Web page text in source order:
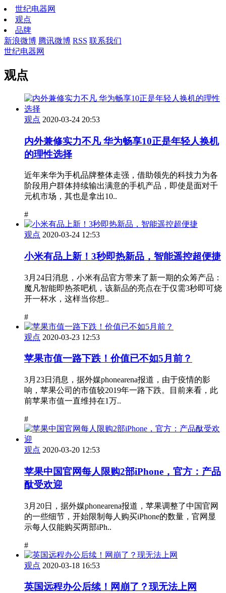
世纪电器网
观点
品牌
新浪微博 腾讯微博 RSS 联系我们
世纪电器网
观点
观点 2020-03-24 20:53
内外兼修实力不凡 华为畅享10正是年轻人换机
的理性选择
近年来华为手机品牌整体走强，借助领先的科技力为各
阶段用户群体持续输出满意的手机产品，即使是面对千
元机市场，其也是拿出10..
#
观点 2020-03-24 12:53
小米有品上新！3秒即热新品，智能遥控超便捷
3月24日消息，小米有品官方带来了新一期的众筹产品：
魔凡智能即热茶吧机，该新品的亮点在于仅需3秒即可烧
开一杯水，这样当你想..
#
观点 2020-03-23 12:53
苹果市值一路下跌！价值已不如5月前？
3月23日消息，据外媒phonearena报道，由于疫情的影
响，苹果公司的市值较2019年一路下跌。目前来看，此
前苹果市值一直维持在1万..
#
观点 2020-03-20 12:53
苹果中国官网每人限购2部iPhone，官方：产品
酞受欢迎
3月20日，据外媒phonearena报道，苹果调整了中国官网
的一些细节，开始限制每人购买iPhone的数量，官网显
示每人仅能购买两部iPh..
#
观点 2020-03-18 16:53
英国远程办公后续！网崩了？现无法上网